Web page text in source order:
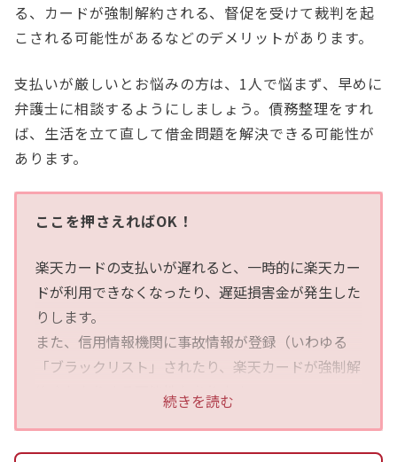
る、カードが強制解約される、督促を受けて裁判を起
こされる可能性があるなどのデメリットがあります。
支払いが厳しいとお悩みの方は、1人で悩まず、早めに
弁護士に相談するようにしましょう。債務整理をすれ
ば、生活を立て直して借金問題を解決できる可能性が
あります。
ここを押さえればOK！
楽天カードの支払いが遅れると、一時的に楽天カー
ドが利用できなくなったり、遅延損害金が発生した
りします。
また、信用情報機関に事故情報が登録（いわゆる
「ブラックリスト」されたり、楽天カードが強制解
約されたりする可能性もあります。
続きを読む